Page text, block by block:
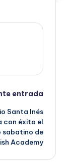
entrada
Santa Inés
con éxito el
sabatino de
Academy